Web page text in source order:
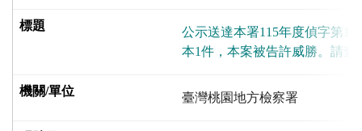
公示送達本署115年度偵字第
本1件，本案被告許威勝。請查
臺灣桃園地方檢察署